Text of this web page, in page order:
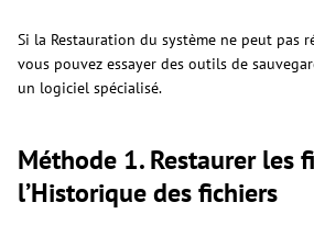
Si la Restauration du système ne peut pas
vous pouvez essayer des outils de
un logiciel spécialisé.
Méthode 1. Restaurer les
l’Historique des fichiers